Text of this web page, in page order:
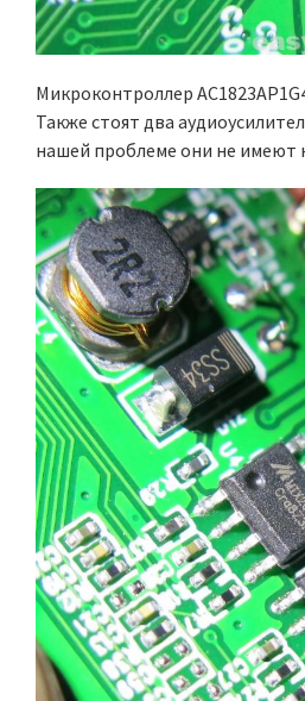
Микроконтроллер
Также стоят два
нашей проблеме они не имеют